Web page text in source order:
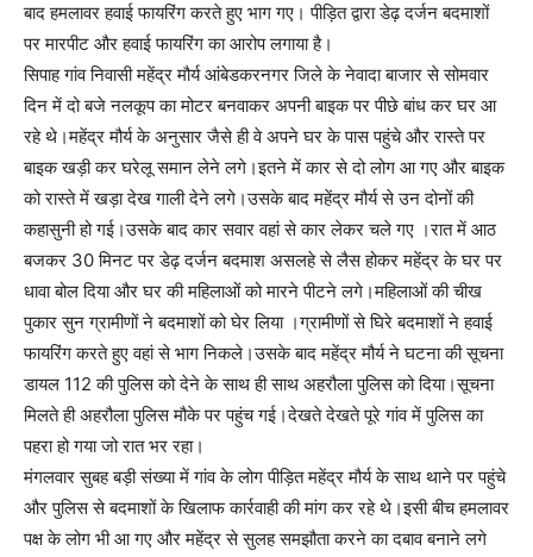
बाद हमलावर हवाई फायरिंग करते हुए भाग गए। पीड़ित द्वारा डेढ़ दर्जन बदमाशों
पर मारपीट और हवाई फायरिंग का आरोप लगाया है।
सिपाह गांव निवासी महेंद्र मौर्य आंबेडकरनगर जिले के नेवादा बाजार से सोमवार
दिन में दो बजे नलकूप का मोटर बनवाकर अपनी बाइक पर पीछे बांध कर घर आ
रहे थे।महेंद्र मौर्य के अनुसार जैसे ही वे अपने घर के पास पहुंचे और रास्ते पर
बाइक खड़ी कर घरेलू समान लेने लगे।इतने में कार से दो लोग आ गए और बाइक
को रास्ते में खड़ा देख गाली देने लगे।उसके बाद महेंद्र मौर्य से उन दोनों की
कहासुनी हो गई।उसके बाद कार सवार वहां से कार लेकर चले गए ।रात में आठ
बजकर 30 मिनट पर डेढ़ दर्जन बदमाश असलहे से लैस होकर महेंद्र के घर पर
धावा बोल दिया और घर की महिलाओं को मारने पीटने लगे।महिलाओं की चीख
पुकार सुन ग्रामीणों ने बदमाशों को घेर लिया ।ग्रामीणों से घिरे बदमाशों ने हवाई
फायरिंग करते हुए वहां से भाग निकले।उसके बाद महेंद्र मौर्य ने घटना की सूचना
डायल 112 की पुलिस को देने के साथ ही साथ अहरौला पुलिस को दिया।सूचना
मिलते ही अहरौला पुलिस मौके पर पहुंच गई।देखते देखते पूरे गांव में पुलिस का
पहरा हो गया जो रात भर रहा।
मंगलवार सुबह बड़ी संख्या में गांव के लोग पीड़ित महेंद्र मौर्य के साथ थाने पर पहुंचे
और पुलिस से बदमाशों के खिलाफ कार्रवाही की मांग कर रहे थे।इसी बीच हमलावर
पक्ष के लोग भी आ गए और महेंद्र से सुलह समझौता करने का दबाव बनाने लगे